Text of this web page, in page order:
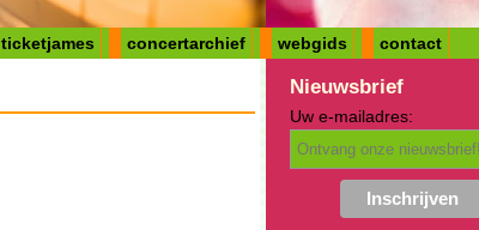
ticketjames concertarchief webgids contact
Nieuwsbrief
Uw e-mailadres: